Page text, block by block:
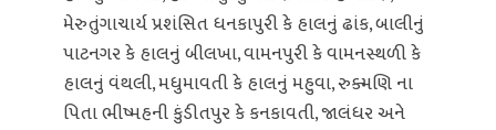
મેરુતુંગાચાર્ય પ્રશંસિત ધનકાપુરી કે હાલનું ઢાંક, બાલીનું
પાટનગર કે હાલનું બીલખા, વામનપુરી કે વામનસ્થળી કે
હાલનું વંથલી, મધુમાવતી કે હાલનું મહુવા, રુક્મણિ ના
પિતા ભીષ્મહની કુંડીતપુર કે કનકાવતી, જાલંધર અને